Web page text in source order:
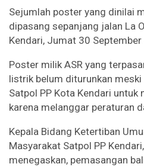
Sejumlah poster yang dinilai
dipasang sepanjang jalan La
Kendari, Jumat 30 September
Poster milik ASR yang
listrik belum diturunkan
Satpol PP Kota Kendari untuk
karena melanggar peraturan
Kepala Bidang Ketertiban
Masyarakat Satpol PP
menegaskan, pemasangan